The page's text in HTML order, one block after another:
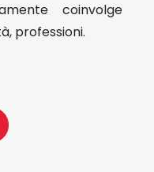
coinvolge
professioni.